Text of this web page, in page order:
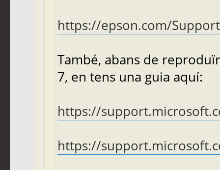
https://epson.com/
També, abans de
7, en tens una guia aquí:
https://
https://